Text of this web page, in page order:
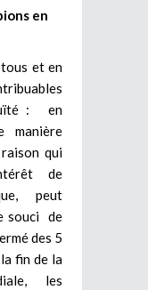
en
tous et en
: en
manière
raison qui
de
peut
souci de
des 5
fin de la
les